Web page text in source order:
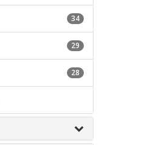
34
29
28